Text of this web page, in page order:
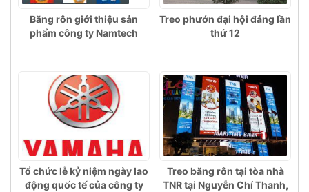
Băng rôn giới thiệu sản
phẩm công ty Namtech
Treo phướn đại hội đảng lần
thứ 12
Tổ chức lễ kỷ niệm ngày lao
động quốc tế của công ty
Treo băng rôn tại tòa nhà
TNR tại Nguyễn Chí Thanh,